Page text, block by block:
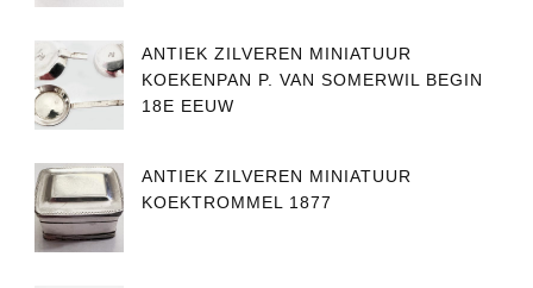
ANTIEK ZILVEREN MINIATUUR
KOEKENPAN P. VAN SOMERWIL BEGIN
18E EEUW
ANTIEK ZILVEREN MINIATUUR
KOEKTROMMEL 1877